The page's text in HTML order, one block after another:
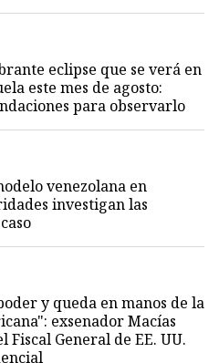
eclipse que se verá en
este mes de agosto:
para observarlo
venezolana en
investigan las
y queda en manos de la
exsenador Macías
Fiscal General de EE. UU.